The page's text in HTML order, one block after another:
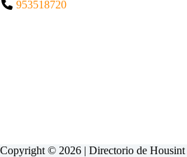
953518720
Copyright © 2026 | Directorio de Housint